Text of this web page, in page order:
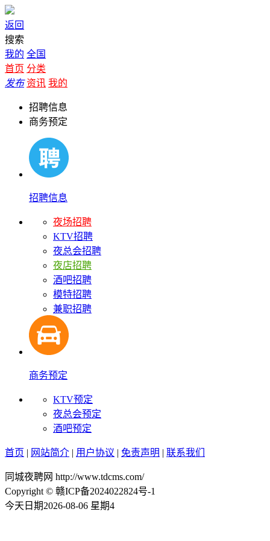
返回
搜索
我的 全国
首页 分类
发布 资讯 我的
招聘信息
商务预定
招聘信息
夜场招聘
KTV招聘
夜总会招聘
夜店招聘
酒吧招聘
模特招聘
兼职招聘
商务预定
KTV预定
夜总会预定
酒吧预定
首页 | 网站简介 | 用户协议 | 免责声明 | 联系我们
同城夜聘网 http://www.tdcms.com/
Copyright © 赣ICP备2024022824号-1
今天日期2026-08-06 星期4